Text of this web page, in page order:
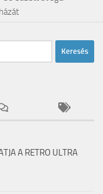
A RETRO ULTRA